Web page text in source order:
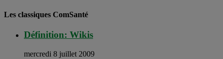
Les classiques ComSanté
Définition: Wikis
mercredi 8 juillet 2009